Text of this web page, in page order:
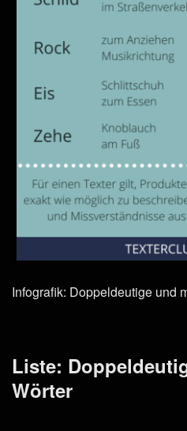
Infografik: Doppeldeutige und
Liste:
Wörter